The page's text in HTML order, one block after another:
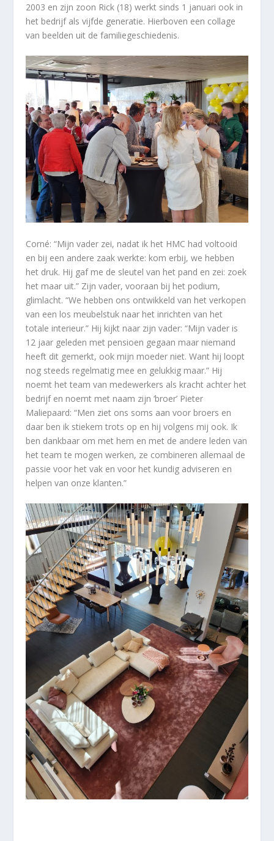
2003 en zijn zoon Rick (18) werkt sinds 1 januari ook in
het bedrijf als vijfde generatie. Hierboven een collage
van beelden uit de familiegeschiedenis.
Corné: “Mijn vader zei, nadat ik het HMC had voltooid
en bij een andere zaak werkte: kom erbij, we hebben
het druk. Hij gaf me de sleutel van het pand en zei: zoek
het maar uit.” Zijn vader, vooraan bij het podium,
glimlacht. “We hebben ons ontwikkeld van het verkopen
van een los meubelstuk naar het inrichten van het
totale interieur.” Hij kijkt naar zijn vader: “Mijn vader is
12 jaar geleden met pensioen gegaan maar niemand
heeft dit gemerkt, ook mijn moeder niet. Want hij loopt
nog steeds regelmatig mee en gelukkig maar.” Hij
noemt het team van medewerkers als kracht achter het
bedrijf en noemt met naam zijn ‘broer’ Pieter
Maliepaard: “Men ziet ons soms aan voor broers en
daar ben ik stiekem trots op en hij volgens mij ook. Ik
ben dankbaar om met hem en met de andere leden van
het team te mogen werken, ze combineren allemaal de
passie voor het vak en voor het kundig adviseren en
helpen van onze klanten.”